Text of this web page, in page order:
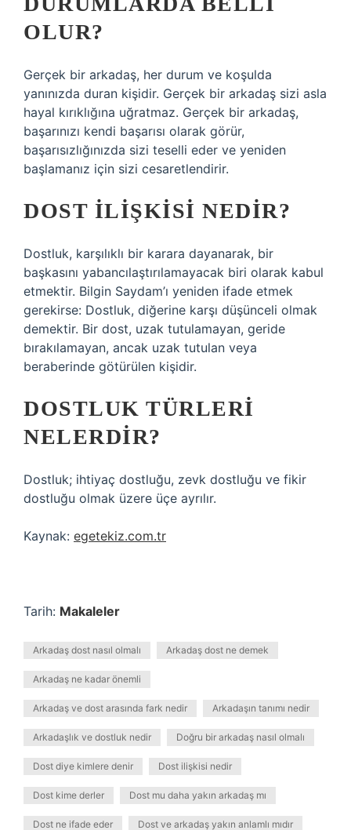
OLUR?
Gerçek bir arkadaş, her durum ve koşulda
yanınızda duran kişidir. Gerçek bir arkadaş sizi asla
hayal kırıklığına uğratmaz. Gerçek bir arkadaş,
başarınızı kendi başarısı olarak görür,
başarısızlığınızda sizi teselli eder ve yeniden
başlamanız için sizi cesaretlendirir.
DOST ILIŞKISI NEDIR?
Dostluk, karşılıklı bir karara dayanarak, bir
başkasını yabancılaştırılamayacak biri olarak kabul
etmektir. Bilgin Saydam’ı yeniden ifade etmek
gerekirse: Dostluk, diğerine karşı düşünceli olmak
demektir. Bir dost, uzak tutulamayan, geride
bırakılamayan, ancak uzak tutulan veya
beraberinde götürülen kişidir.
DOSTLUK TÜRLERI
NELERDIR?
Dostluk; ihtiyaç dostluğu, zevk dostluğu ve fikir
dostluğu olmak üzere üçe ayrılır.
Kaynak: egetekiz.com.tr
Tarih: Makaleler
Arkadaş dost nasıl olmalı Arkadaş dost ne demek
Arkadaş ne kadar önemli
Arkadaş ve dost arasında fark nedir Arkadaşın tanımı nedir
Arkadaşlık ve dostluk nedir Doğru bir arkadaş nasıl olmalı
Dost diye kimlere denir Dost ilişkisi nedir
Dost kime derler Dost mu daha yakın arkadaş mı
Dost ne ifade eder Dost ve arkadaş yakın anlamlı mıdır